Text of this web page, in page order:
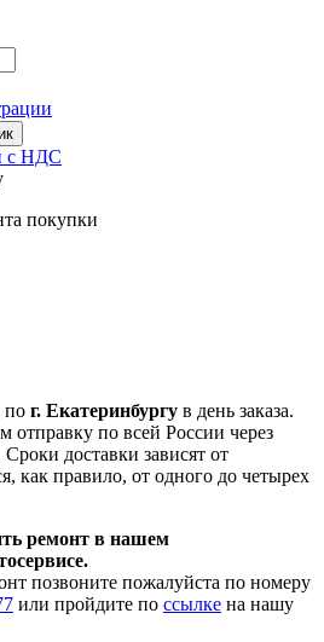
с НДС
покупки
по г. Екатеринбургу в день заказа.
отправку по всей России через
доставки зависят от
как правило, от одного до четырех
ремонт в нашем
позвоните пожалуйста по номеру
или пройдите по ссылке на нашу